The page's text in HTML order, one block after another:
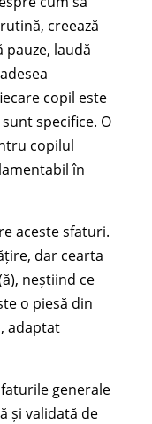
creează
laudă
copil este
specifice. O
copilul
în
aceste sfaturi.
dar cearta
neștiind ce
o piesă din
adaptat
generale
și validată de